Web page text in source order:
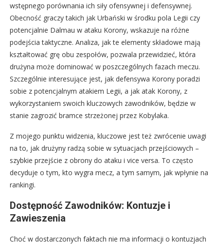
wstępnego porównania ich siły ofensywnej i defensywnej.
Obecność graczy takich jak Urbański w środku pola Legii czy
potencjalnie Dalmau w ataku Korony, wskazuje na różne
podejścia taktyczne. Analiza, jak te elementy składowe mają
kształtować grę obu zespołów, pozwala przewidzieć, która
drużyna może dominować w poszczególnych fazach meczu.
Szczególnie interesujące jest, jak defensywa Korony poradzi
sobie z potencjalnym atakiem Legii, a jak atak Korony, z
wykorzystaniem swoich kluczowych zawodników, będzie w
stanie zagrozić bramce strzeżonej przez Kobylaka.
Z mojego punktu widzenia, kluczowe jest też zwrócenie uwagi
na to, jak drużyny radzą sobie w sytuacjach przejściowych –
szybkie przejście z obrony do ataku i vice versa. To często
decyduje o tym, kto wygra mecz, a tym samym, jak wpłynie na
rankingi.
Dostępność Zawodników: Kontuzje i
Zawieszenia
Choć w dostarczonych faktach nie ma informacji o kontuzjach